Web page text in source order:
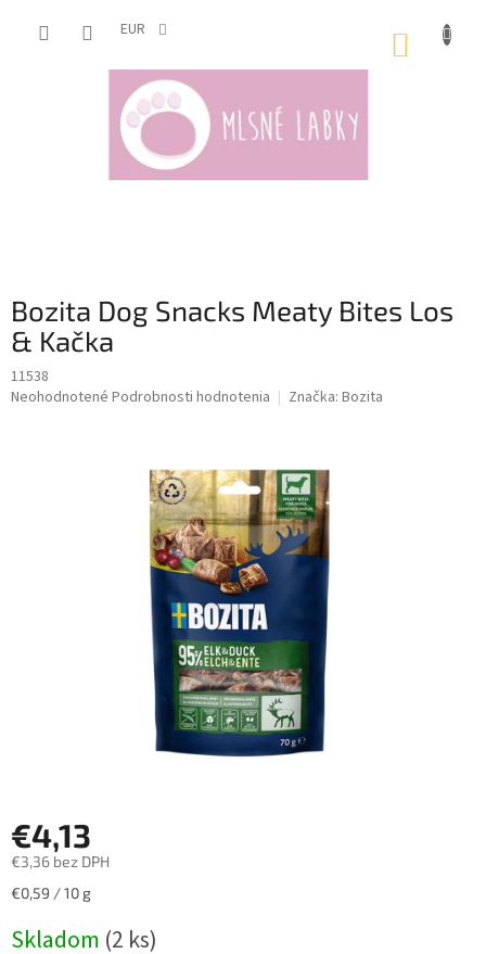
EUR
Bozita Dog Snacks Meaty Bites Los
& Kačka
11538
Priemerné
Neohodnotené Podrobnosti hodnotenia Značka: Bozita
€4,13
€3,36 bez DPH
Jednotková
€0,59 / 10 g
Skladom (2 ks)